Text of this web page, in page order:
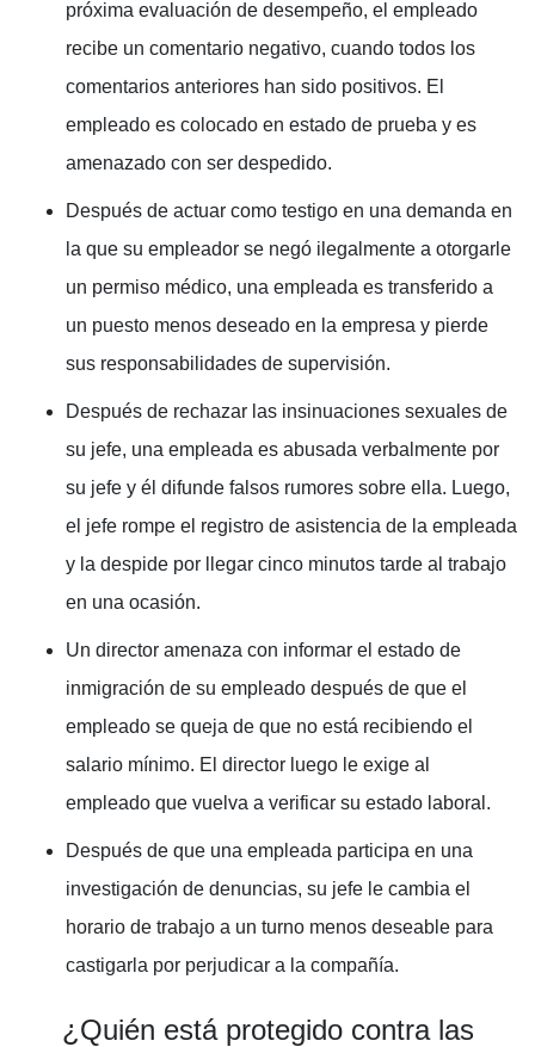
próxima evaluación de desempeño, el empleado
recibe un comentario negativo, cuando todos los
comentarios anteriores han sido positivos. El
empleado es colocado en estado de prueba y es
amenazado con ser despedido.
Después de actuar como testigo en una demanda en
la que su empleador se negó ilegalmente a otorgarle
un permiso médico, una empleada es transferido a
un puesto menos deseado en la empresa y pierde
sus responsabilidades de supervisión.
Después de rechazar las insinuaciones sexuales de
su jefe, una empleada es abusada verbalmente por
su jefe y él difunde falsos rumores sobre ella. Luego,
el jefe rompe el registro de asistencia de la empleada
y la despide por llegar cinco minutos tarde al trabajo
en una ocasión.
Un director amenaza con informar el estado de
inmigración de su empleado después de que el
empleado se queja de que no está recibiendo el
salario mínimo. El director luego le exige al
empleado que vuelva a verificar su estado laboral.
Después de que una empleada participa en una
investigación de denuncias, su jefe le cambia el
horario de trabajo a un turno menos deseable para
castigarla por perjudicar a la compañía.
¿Quién está protegido contra las